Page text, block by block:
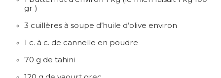
gr )
3 cuillères à soupe d’huile d’olive environ
1 c. à c. de cannelle en poudre
70 g de tahini